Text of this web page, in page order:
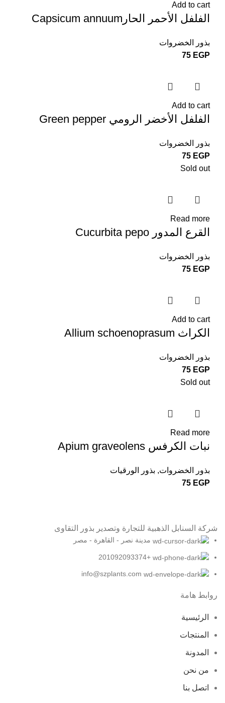
Add to cart
الفلفل الأحمر الحارCapsicum annuum
بذور الخضروات
75 EGP
Add to cart
الفلفل الأخضر الرومي Green pepper
بذور الخضروات
75 EGP
Sold out
Read more
القرع المدور Cucurbita pepo
بذور الخضروات
75 EGP
Add to cart
الكراث Allium schoenoprasum
بذور الخضروات
75 EGP
Sold out
Read more
نبات الكرفس Apium graveolens
بذور الخضروات, بذور الورقيات
75 EGP
شركة السنابل الذهبية للتجارة وتصدير بذور التقاوى
مدينة نصر - القاهرة - مصر
+201092093374
info@szplants.com
روابط هامة
الرئيسية
المنتجات
المدونة
من نحن
اتصل بنا